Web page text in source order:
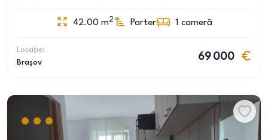
42.00 m2 Parter 1 cameră
Locație:
Brașov
69 000